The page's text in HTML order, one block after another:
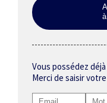
Vous possédez
Merci de saisir